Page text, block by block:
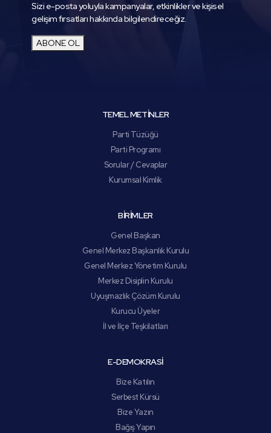
Sizi e-posta yoluyla kampanyalar, etkinlikler ve kişisel
gelişim fırsatları hakkında bilgilendireceğiz.
ABONE OL
TEMEL METİNLER
Parti Tüzüğü
Parti Programı
Sorular / Cevaplar
Kurumsal Kimlik
BİRİMLER
Genel Başkan
Genel Merkez Başkanlık Kurulu
Genel Merkez Yönetim Kurulu
Merkez Disiplin Kurulu
Uyuşmazlık Çözüm Kurulu
Kurucu Üyeler
İl ve İlçe Teşkilatları
E-DEMOKRASİ
Bize Katılın
Serbest Kürsü
Bize Yazın
Bağış Yapın